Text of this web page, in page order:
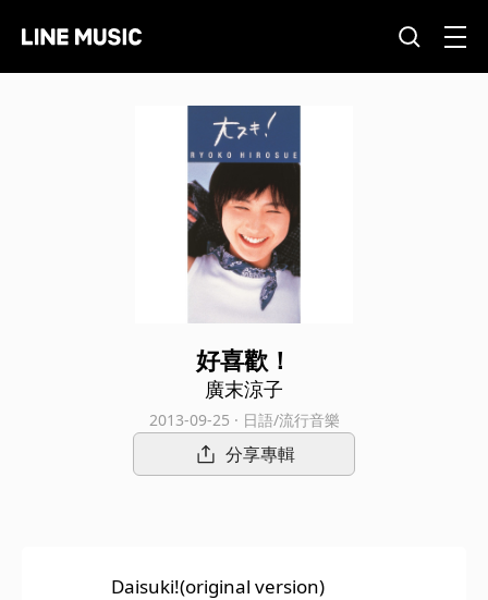
好喜歡！
廣末涼子
2013-09-25 · 日語/流行音樂
分享專輯
Daisuki!(original version)